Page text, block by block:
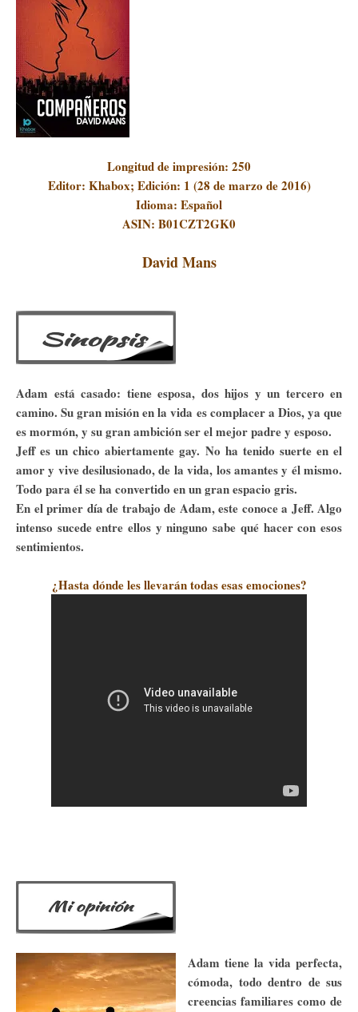
Longitud de impresión: 250
Editor: Khabox; Edición: 1 (28 de marzo de 2016)
Idioma: Español
ASIN: B01CZT2GK0
David Mans
Adam está casado: tiene esposa, dos hijos y un tercero en
camino. Su gran misión en la vida es complacer a Dios, ya que
es mormón, y su gran ambición ser el mejor padre y esposo.
Jeff es un chico abiertamente gay. No ha tenido suerte en el
amor y vive desilusionado, de la vida, los amantes y él mismo.
Todo para él se ha convertido en un gran espacio gris.
En el primer día de trabajo de Adam, este conoce a Jeff. Algo
intenso sucede entre ellos y ninguno sabe qué hacer con esos
sentimientos.
¿Hasta dónde les llevarán todas esas emociones?
Adam tiene la vida perfecta,
cómoda, todo dentro de sus
creencias familiares como de